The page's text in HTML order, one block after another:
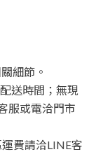
細節。
送時間；無現
服或電洽門市
費請洽LINE客